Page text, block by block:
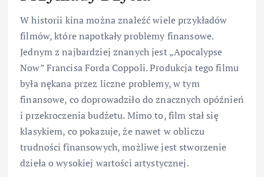
W historii kina można znaleźć wiele przykładów
filmów, które napotkały problemy finansowe.
Jednym z najbardziej znanych jest „Apocalypse
Now” Francisa Forda Coppoli. Produkcja tego filmu
była nękana przez liczne problemy, w tym
finansowe, co doprowadziło do znacznych opóźnień
i przekroczenia budżetu. Mimo to, film stał się
klasykiem, co pokazuje, że nawet w obliczu
trudności finansowych, możliwe jest stworzenie
dzieła o wysokiej wartości artystycznej.